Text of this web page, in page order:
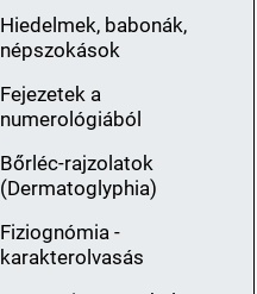
Hiedelmek, babonák,
népszokások
Fejezetek a
numerológiából
Bőrléc-rajzolatok
(Dermatoglyphia)
Fiziognómia -
karakterolvasás